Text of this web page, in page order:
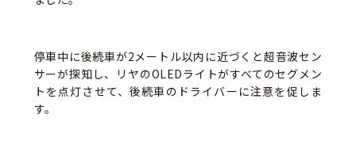
停車中に後続車が2メートル以内に近づくと超音波セン
サーが探知し、リヤのOLEDライトがすべてのセグメン
トを点灯させて、後続車のドライバーに注意を促しま
す。